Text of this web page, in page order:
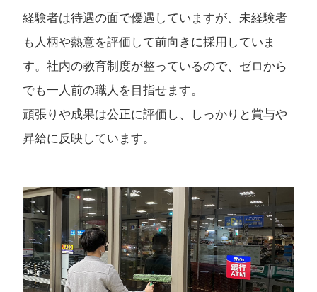
経験者は待遇の面で優遇していますが、未経験者
も人柄や熱意を評価して前向きに採用していま
す。社内の教育制度が整っているので、ゼロから
でも一人前の職人を目指せます。
頑張りや成果は公正に評価し、しっかりと賞与や
昇給に反映しています。